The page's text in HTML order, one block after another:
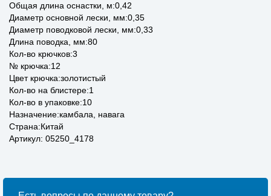
Общая длина оснастки, м:0,42
Диаметр основной лески, мм:0,35
Диаметр поводковой лески, мм:0,33
Длина поводка, мм:80
Кол-во крючков:3
№ крючка:12
Цвет крючка:золотистый
Кол-во на блистере:1
Кол-во в упаковке:10
Назначение:камбала, навага
Страна:Китай
Артикул: 05250_4178